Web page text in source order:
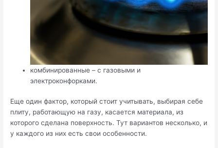
комбинированные – с газовыми и
электроконфорками.
Еще один фактор, который стоит учитывать, выбирая себе
плиту, работающую на газу, касается материала, из
которого сделана поверхность. Тут вариантов несколько, и
у каждого из них есть свои особенности.